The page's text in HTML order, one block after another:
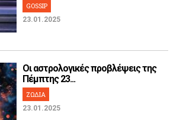
GOSSIP
23.01.2025
Οι αστρολογικές προβλέψεις της
Πέμπτης 23...
ΖΩΔΙΑ
23.01.2025